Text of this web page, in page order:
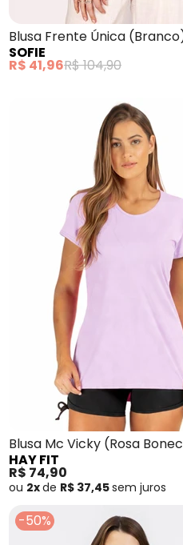
- Blusa (Off White)
Blusa Frente Única
SOFIE
R$ 41,96R$ 104,90
- Blusa (Folhagem
Blusa Mc Vicky (Rosa
HAY FIT
R$ 74,90
ou 2xde R$ 37,45sem juros
-50%